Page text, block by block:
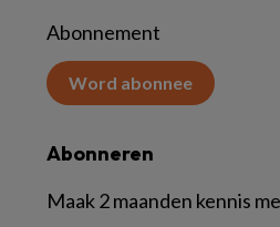
Abonnement
Word abonnee
Abonneren
Maak 2 maanden kennis